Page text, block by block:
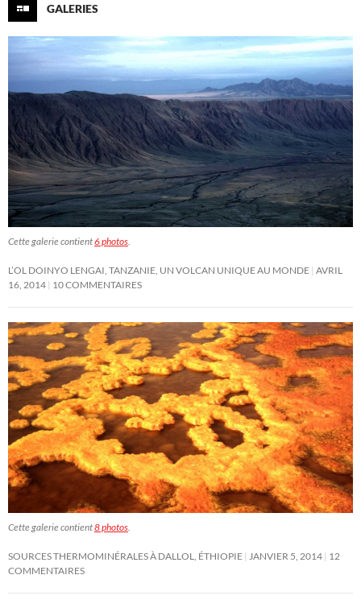
GALERIES
Cette galerie contient6 photos
L’OL DOINYO LENGAI, TANZANIE, UN VOLCAN UNIQUE AU MONDE AVRIL
16, 2014 10 COMMENTAIRES
Cette galerie contient8 photos
SOURCES THERMOMINÉRALES À DALLOL, ÉTHIOPIE JANVIER 5, 2014 12
COMMENTAIRES